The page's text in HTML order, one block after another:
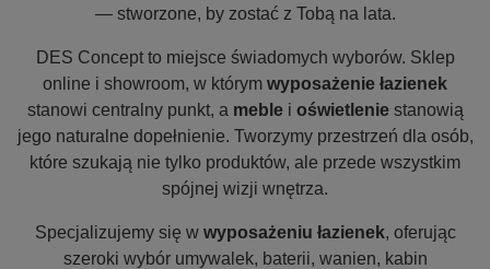
— stworzone, by zostać z Tobą na lata.
DES Concept to miejsce świadomych wyborów. Sklep
online i showroom, w którym wyposażenie łazienek
stanowi centralny punkt, a meblei oświetleniestanowią
jego naturalne dopełnienie. Tworzymy przestrzeń dla osób,
które szukają nie tylko produktów, ale przede wszystkim
spójnej wizji wnętrza.
Specjalizujemy się w wyposażeniu łazienek, oferując
szeroki wybór umywalek, baterii, wanien, kabin